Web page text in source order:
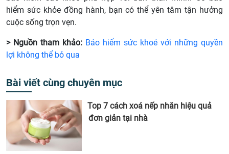
hiểm sức khỏe đồng hành, bạn có thể yên tâm tận hưởng
cuộc sống trọn vẹn.
> Nguồn tham khảo: Bảo hiểm sức khoẻ với những quyền
lợi không thể bỏ qua
Bài viết cùng chuyên mục
Top 7 cách xoá nếp nhăn hiệu quả
đơn giản tại nhà